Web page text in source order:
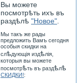
Вы можете
посмотрѣть ихъ въ
раздѣлѣ "Новое"
Мы такъ же рады
предложить Вамъ сегодня
особыя скидки на
слѣдующiя издѣлiя,
которыя вы можете
посмотрѣть въ раздѣлѣ
СКИДКИ!: